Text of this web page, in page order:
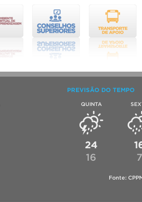
PREVISÃO DO TEMPO
QUINTA
24
16
7
Fonte: